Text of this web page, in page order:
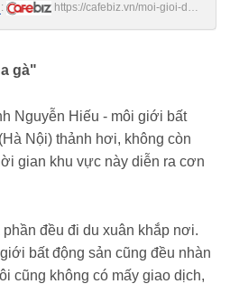
:
https://cafebiz.vn/moi-gioi-dat-
gà"
Nguyễn Hiếu - môi giới bất
Nội) thảnh hơi, không còn
gian khu vực này diễn ra cơn
đều đi du xuân khắp nơi.
bất động sản cũng đều nhàn
cũng không có mấy giao dịch,